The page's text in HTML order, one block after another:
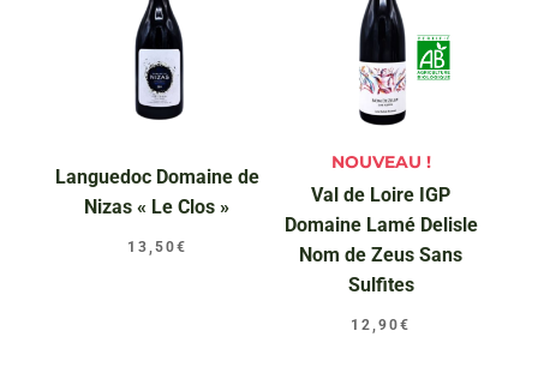
Languedoc Domaine de
Nizas « Le Clos »
13,50€
NOUVEAU !
Val de Loire IGP
Domaine Lamé Delisle
Nom de Zeus Sans
Sulfites
12,90€